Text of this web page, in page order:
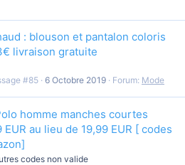
: blouson et pantalon coloris
livraison gratuite
#85 6 Octobre 2019 Forum: Mode
homme manches courtes
EUR au lieu de 19,99 EUR [ codes
codes non valide